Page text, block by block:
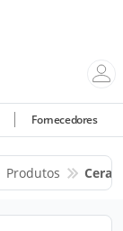
Fornecedores
Produtos Cera